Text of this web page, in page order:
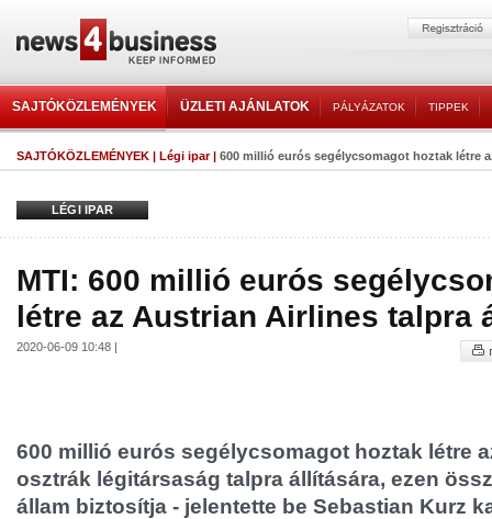
SAJTÓKÖZLEMÉNYEK ÜZLETI AJÁNLATOK PÁLYÁZATOK TIPPEK
SAJTÓKÖZLEMÉNYEK | Légi ipar| 600 millió eurós segélycsomagot hoztak létre
LÉGI IPAR
MTI: 600 millió eurós
létre az Austrian Airlines talpra
2020-06-09 10:48 |
600 millió eurós segélycsomagot hoztak létre
osztrák légitársaság talpra állítására, ezen
állam biztosítja - jelentette be Sebastian Kurz